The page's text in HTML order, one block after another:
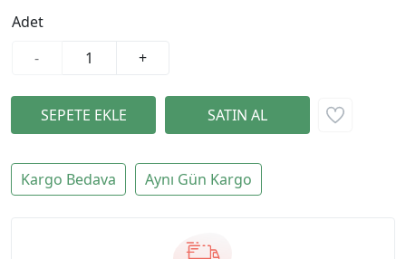
Adet
-
+
Kargo Bedava Aynı Gün Kargo